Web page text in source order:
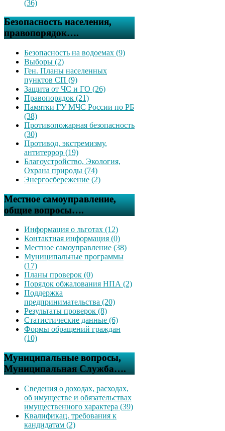
(36)
Безопасность населения,
правопорядок….
Безопасность на водоемах (9)
Выборы (2)
Ген. Планы населенных
пунктов СП (9)
Защита от ЧС и ГО (26)
Правопорядок (21)
Памятки ГУ МЧС России по РБ
(38)
Противопожарная безопасность
(30)
Противод. экстремизму,
антитеррор (19)
Благоустройство, Экология,
Охрана природы (74)
Энергосбережение (2)
Местное самоуправление,
общие вопросы….
Информация о льготах (12)
Контактная информация (0)
Местное самоуправление (38)
Муниципальные программы
(17)
Планы проверок (0)
Порядок обжалования НПА (2)
Поддержка
предпринимательства (20)
Результаты проверок (8)
Статистические данные (6)
Формы обращений граждан
(10)
Муниципальные вопросы,
Муниципальная Служба….
Сведения о доходах, расходах,
об имуществе и обязательствах
имущественного характера (39)
Квалификац. требования к
кандидатам (2)